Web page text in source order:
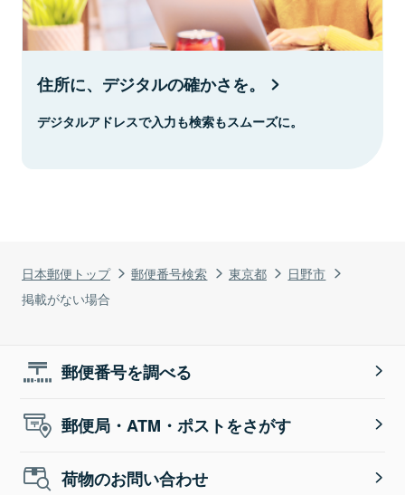
日本郵便トップ 郵便番号検索 東京都
日野市
掲載がない場合
住所に、デジタルの確かさを。
デジタルアドレスで入力も検索もスムーズに。
郵便番号を調べる
郵便局・ATM・ポストをさがす
荷物のお問い合わせ